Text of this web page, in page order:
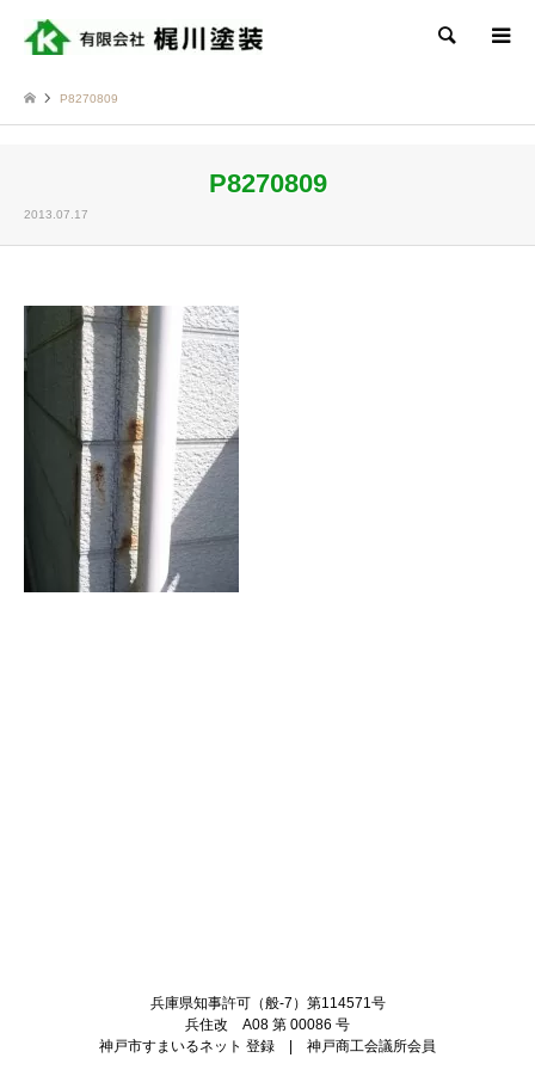
検索
P8270809
P8270809
2013.07.17
兵庫県知事許可（般-7）第114571号
兵住改 A08 第 00086 号
神戸市すまいるネット 登録 | 神戸商工会議所会員